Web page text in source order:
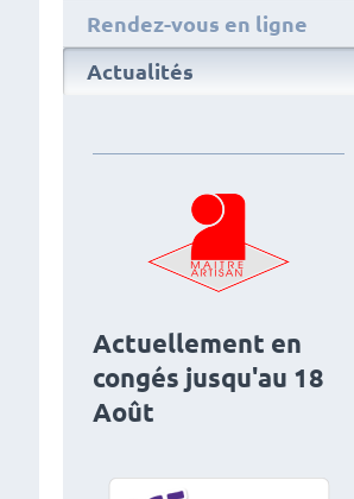
Rendez-vous en ligne
Actualités
Actuellement en
congés jusqu'au 18
Août